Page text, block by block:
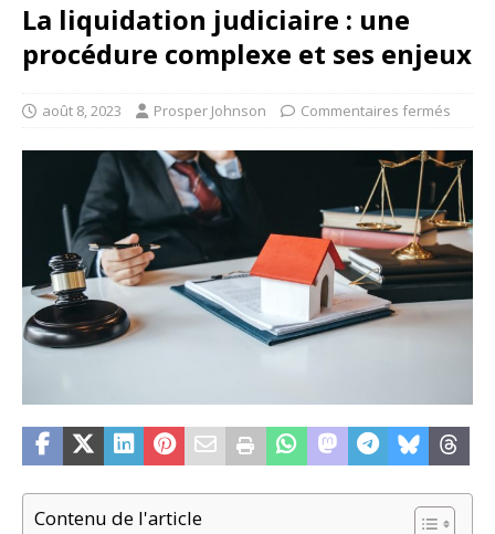
La liquidation judiciaire : une
procédure complexe et ses enjeux
août 8, 2023 Prosper Johnson Commentaires fermés
Contenu de l'article